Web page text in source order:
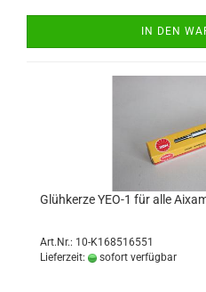
IN DEN
Glühkerze YEO-1 für alle
Art.Nr.: 10-K168516551
Lieferzeit:
sofort verfügbar